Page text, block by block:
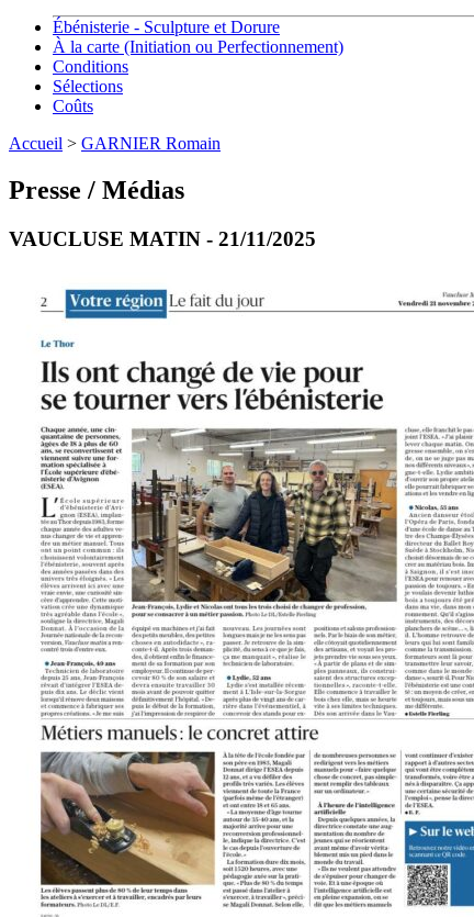
Ébénisterie - Sculpture et Dorure
À la carte (Initiation ou Perfectionnement)
Conditions
Sélections
Coûts
Accueil > GARNIER Romain
Presse / Médias
VAUCLUSE MATIN - 21/11/2025